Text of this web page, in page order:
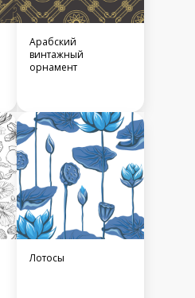
Арабский
винтажный
орнамент
Лотосы